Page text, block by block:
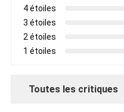
4 étoiles
3 étoiles
2 étoiles
1 étoiles
Toutes les critiques